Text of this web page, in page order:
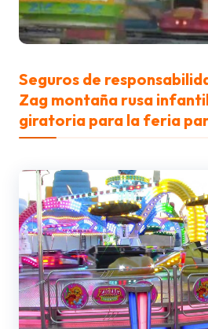
Seguros de
Zag montaña rusa
giratoria para la feria